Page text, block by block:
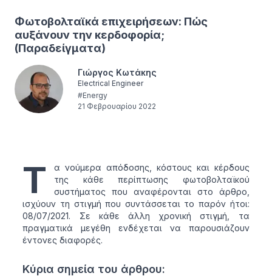
Φωτοβολταϊκά επιχειρήσεων: Πώς
αυξάνουν την κερδοφορία;
(Παραδείγματα)
Γιώργος Κωτάκης
Electrical Engineer
#Energy
21 Φεβρουαρίου 2022
Τ
α νούμερα απόδοσης, κόστους και κέρδους
της κάθε περίπτωσης φωτοβολταϊκού
συστήματος που αναφέρονται στο άρθρο,
ισχύουν τη στιγμή που συντάσσεται το παρόν ήτοι:
08/07/2021. Σε κάθε άλλη χρονική στιγμή, τα
πραγματικά μεγέθη ενδέχεται να παρουσιάζουν
έντονες διαφορές.
Κύρια σημεία του άρθρου: